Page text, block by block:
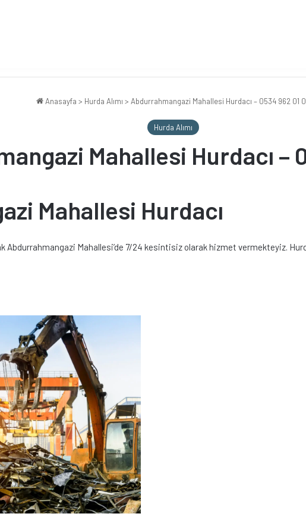
Anasayfa > Hurda Alımı > Abdurrahmangazi Mahallesi Hurdacı – 0534 962 01
Hurda Alımı
Mahallesi Hurdacı –
Mahallesi Hurdacı
Abdurrahmangazi Mahallesi’de 7/24 kesintisiz olarak hizmet vermekteyiz.